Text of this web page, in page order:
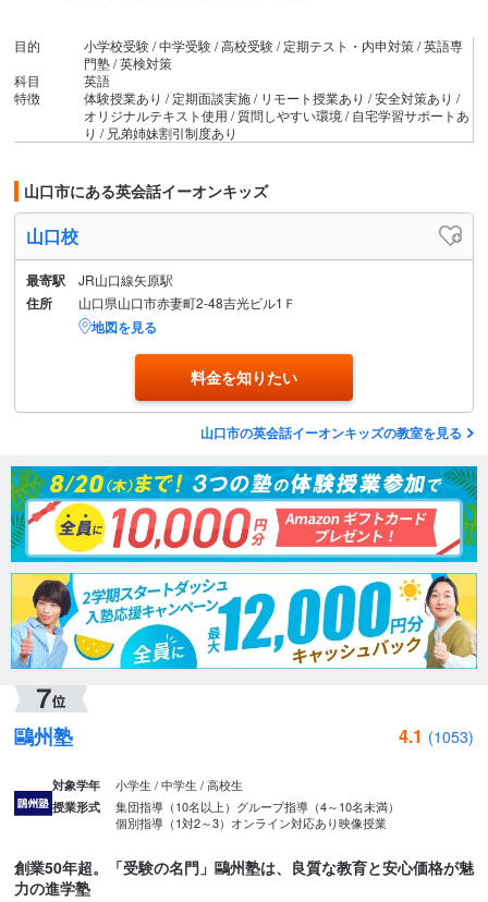
目的
小学校受験 / 中学受験 / 高校受験 / 定期テスト・内申対策 / 英語専
門塾 / 英検対策
科目
英語
特徴
体験授業あり / 定期面談実施 / リモート授業あり / 安全対策あり /
オリジナルテキスト使用 / 質問しやすい環境 / 自宅学習サポートあ
り / 兄弟姉妹割引制度あり
山口市にある英会話イーオンキッズ
山口校
最寄駅 JR山口線矢原駅
住所 山口県山口市赤妻町2-48吉光ビル1Ｆ
地図を見る
料金を知りたい
山口市の英会話イーオンキッズの教室を見る
鷗州塾 4.1 (1053)
対象学年 小学生 / 中学生 / 高校生
授業形式 集団指導（10名以上） グループ指導（4～10名未満）
個別指導（1対2～3） オンライン対応あり映像授業
創業50年超。「受験の名門」鷗州塾は、良質な教育と安心価格が魅
力の進学塾